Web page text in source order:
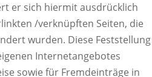
er sich hiermit ausdrücklich
/verknüpften Seiten, die
wurden. Diese Feststellung
Internetangebotes
sowie für Fremdeinträge in